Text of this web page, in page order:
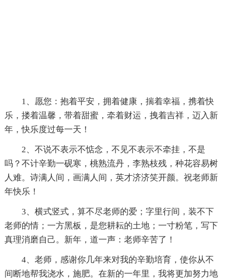
1、愿您：抱着平安，拥着健康，揣着幸福，携着快
乐，搂着温馨，带着甜蜜，牵着财运，拽着吉祥，迈入新
年，快乐度过每一天！
2、不说不表示不惦念，不见不表示不牵挂，不是
吗？不计辛勤一砚寒，桃熟流丹，李熟枝残，种花容易树
人难。诗满人间，画满人间，英才济济笑开颜。祝老师新
年快乐！
3、横式竖式，算不尽老师的爱；字里行间，装不下
老师的情；一方黑板，是您耕耘的土地；一寸粉笔，写下
真理消磨自己。新年，道一声：老师辛苦了！
4、老师，感谢你几年来对我的辛勤培育，使你从不
间断地帮我浇水，施肥。在新的一年里，我将更加努力地